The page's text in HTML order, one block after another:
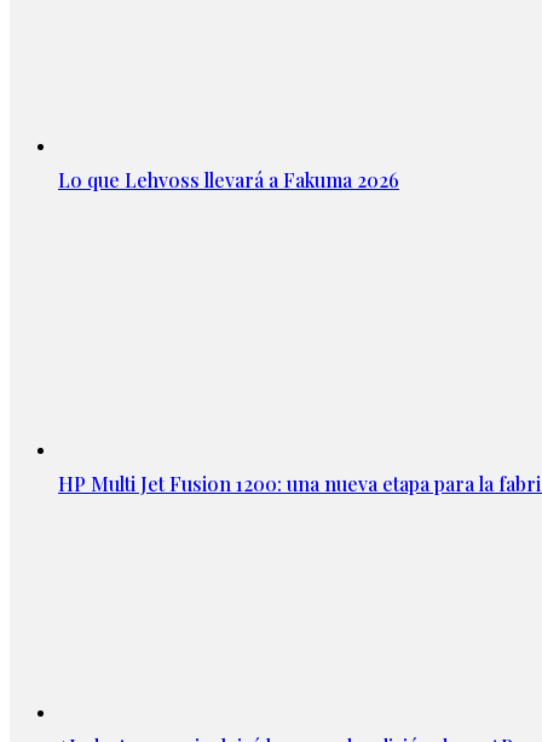
Lo que Lehvoss llevará a Fakuma 2026
HP Multi Jet Fusion 1200: una nueva etapa para la